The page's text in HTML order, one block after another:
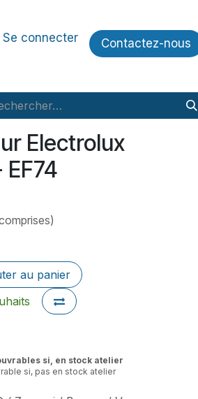
Se connecter Contactez​​-nous
Electrolux
au panier
si, en stock atelier
si, pas en stock atelier